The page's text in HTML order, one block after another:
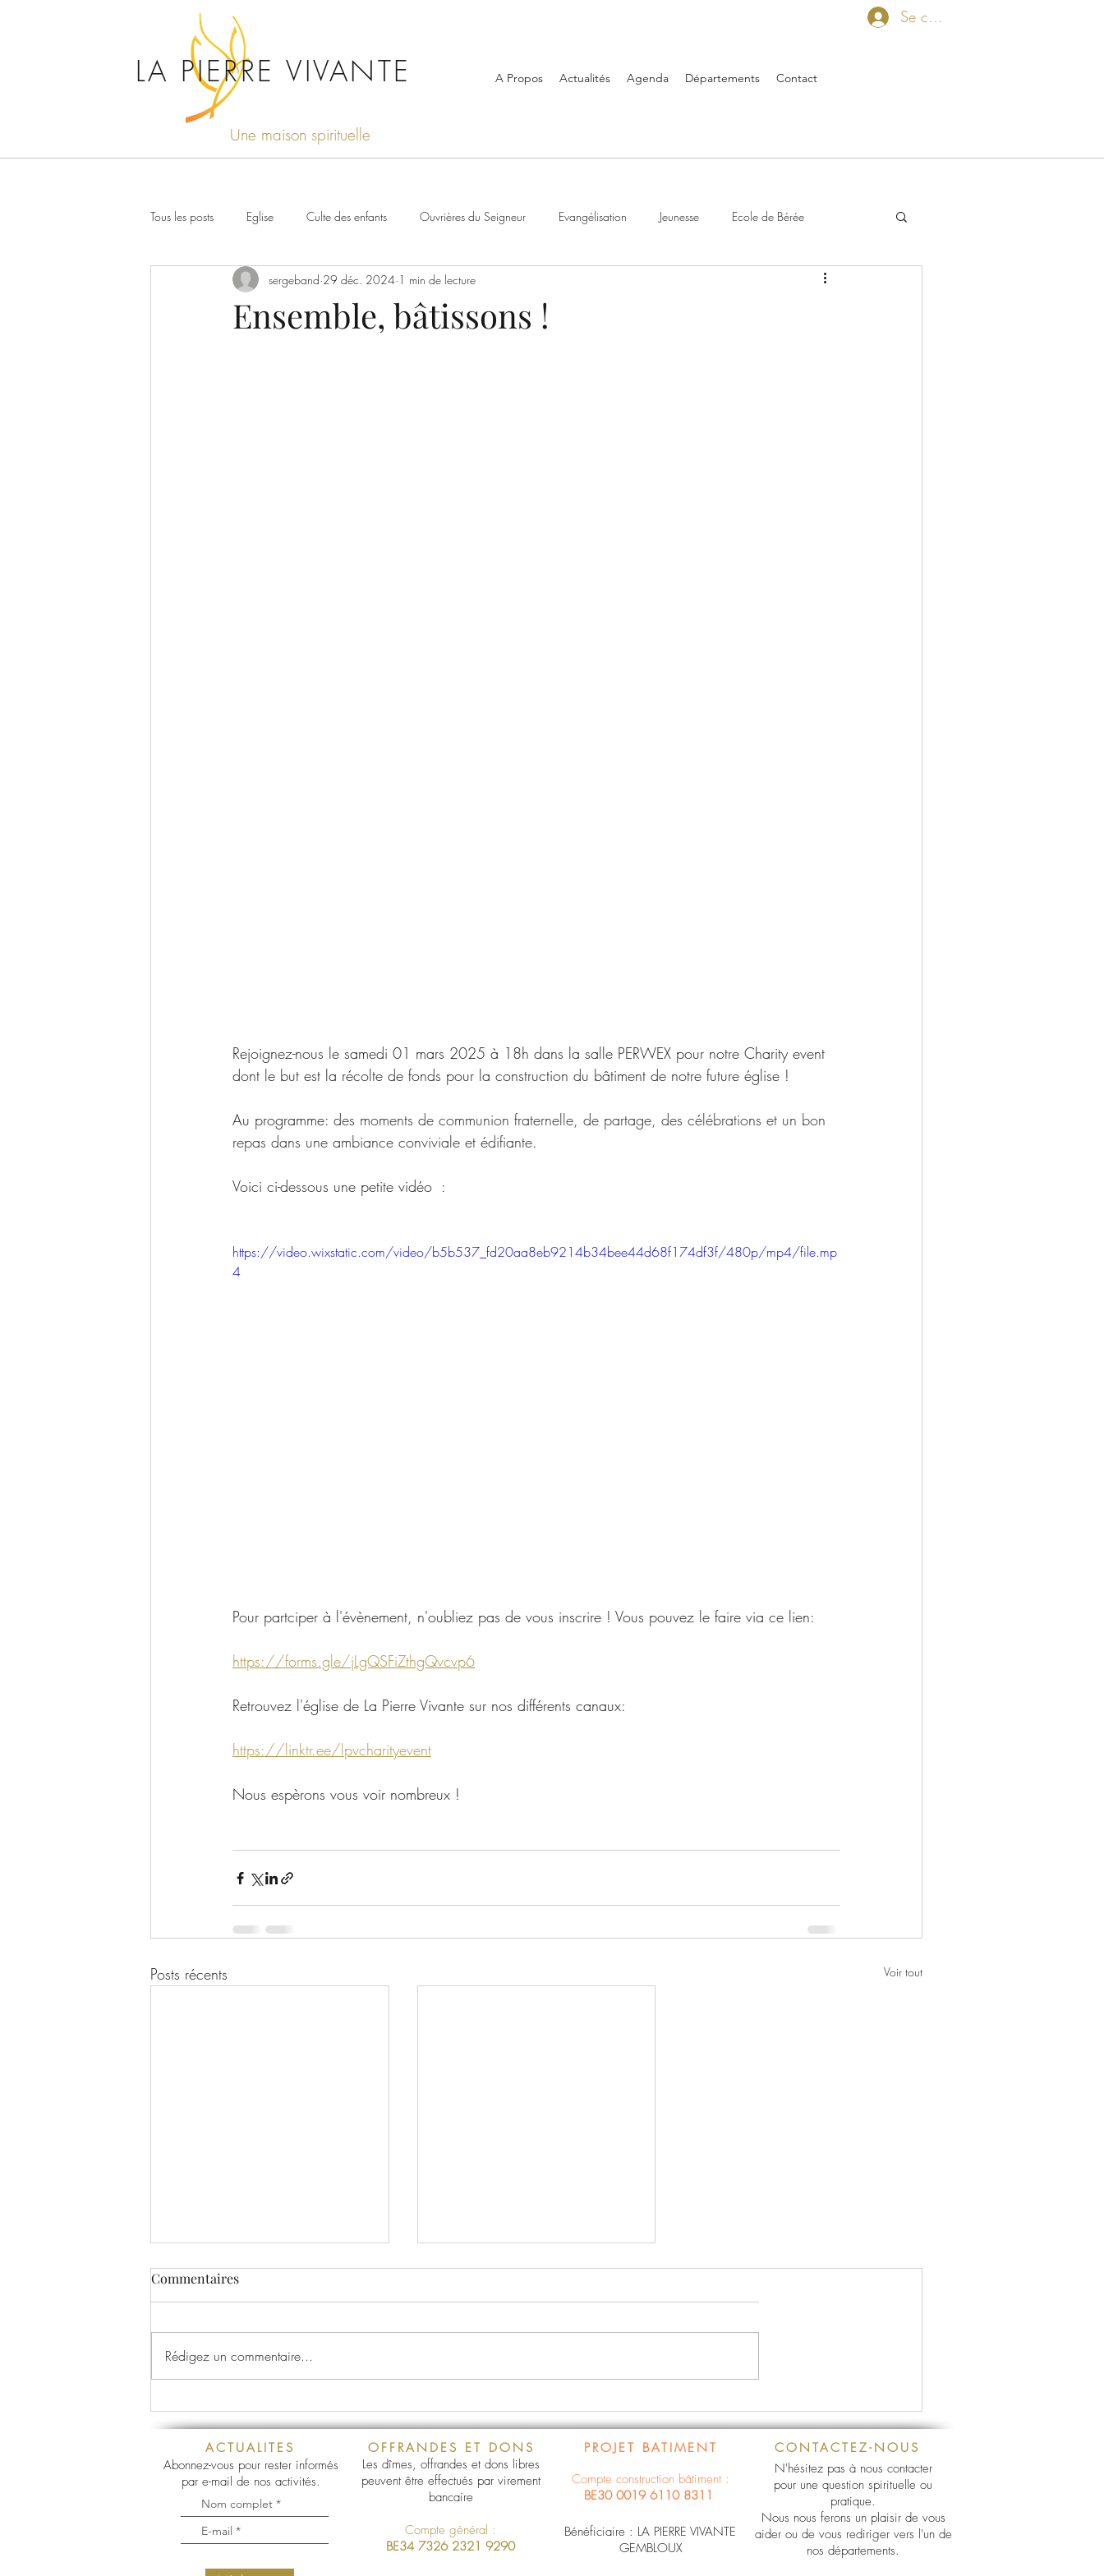
LA PIERRE VIVANTE A Propos Actualités Agenda Départements Contact
Une maison spirituelle
Se connecter
Tous les posts Eglise Culte des enfants Ouvrières du Seigneur Evangélisation Jeunesse Ecole de Bérée
Amazing grace Couples et Familles
Ensemble, bâtissons !
sergeband 29 déc. 2024 1 min de lecture
Rejoignez-nous le samedi 01 mars 2025 à 18h dans la salle PERWEX pour notre Charity event
dont le but est la récolte de fonds pour la construction du bâtiment de notre future église !
Au programme: des moments de communion fraternelle, de partage, des célébrations et un bon
repas dans une ambiance conviviale et édifiante.
Voici ci-dessous une petite vidéo  :
https://video.wixstatic.com/video/b5b537_fd20aa8eb9214b34bee44d68f174df3f/480p/mp4/file.mp
4
Pour partciper à l'évènement, n'oubliez pas de vous inscrire ! Vous pouvez le faire via ce lien:
https://forms.gle/jLgQSFiZthgQvcvp6
Retrouvez l'église de La Pierre Vivante sur nos différents canaux:
https://linktr.ee/lpvcharityevent
Nous espèrons vous voir nombreux !
Posts récents Voir tout
décembre 2025
Commentaires
Rédigez un commentaire...
ACTUALITES
Abonnez-vous pour rester informés
par e-mail de nos activités.
OFFRANDES ET DONS
Les dîmes, offrandes et dons libres
peuvent être effectués par virement
bancaire
Compte général :
BE34 7326 2321 9290
CONTACTEZ-NOUS
N'hésitez pas à nous contacter
pour une question spirituelle ou
pratique.
Nous nous ferons un plaisir de vous
aider ou de vous rediriger vers l'un de
nos départements.
PROJET BATIMENT
Compte construction bâtiment :
BE30 0019 6110 8311
Bénéficiaire : LA PIERRE VIVANTE
GEMBLOUX